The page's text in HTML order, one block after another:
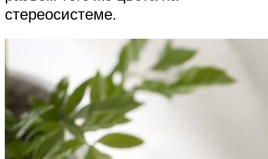
стереосистеме.